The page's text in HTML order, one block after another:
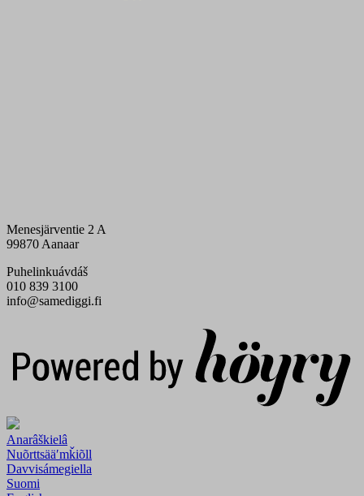
Menesjärventie 2 A
99870 Aanaar
Puhelinkuávdáš
010 839 3100
info@samediggi.fi
Anarâškielâ
Nuõrttsääʹmǩiõll
Davvisámegiella
Suomi